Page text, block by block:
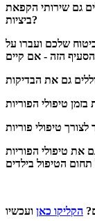
גם שירותי הקפאת
ביציות?
שלכם ועברו על
את טיפולי הפוריות
הקליקו כאן